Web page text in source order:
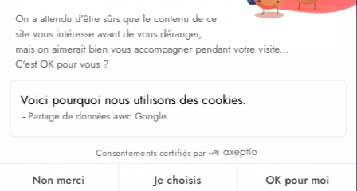
© 2001 - 2026 - SAS AFSM - DPO N°112026